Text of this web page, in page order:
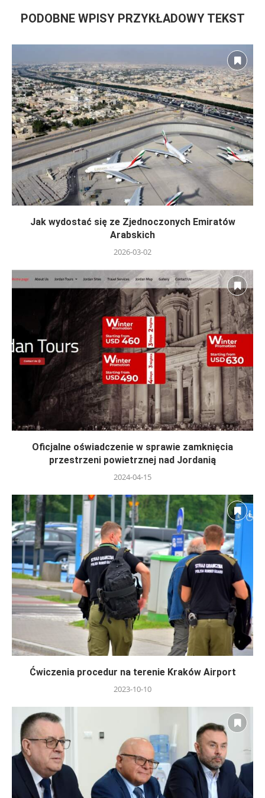
PODOBNE WPISY PRZYKŁADOWY TEKST
Jak wydostać się ze Zjednoczonych Emiratów
Arabskich
2026-03-02
Oficjalne oświadczenie w sprawie zamknięcia
przestrzeni powietrznej nad Jordanią
2024-04-15
Ćwiczenia procedur na terenie Kraków Airport
2023-10-10